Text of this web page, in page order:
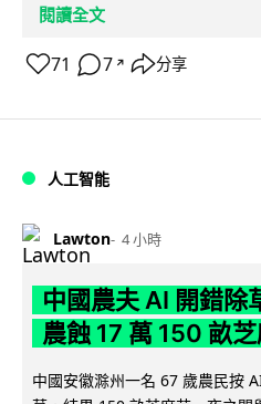
閱讀全文
71 7 ↗ 分享
人工智能
Lawton 4 小時
中國農夫 AI 開錯除
農蝕 17 萬 150 畝
中國安徽滁州一名 67 歲農民按